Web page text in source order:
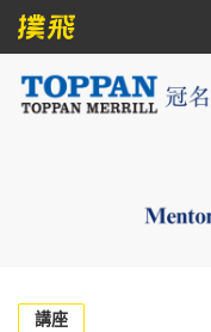
節目
EN
講座